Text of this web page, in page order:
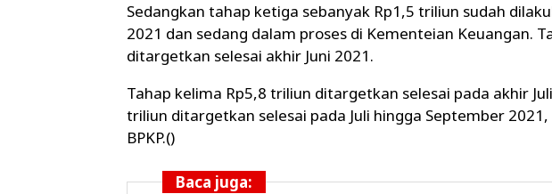
Sedangkan tahap ketiga sebanyak Rp1,5 triliun sudah
2021 dan sedang dalam proses di Kementeian Keuangan.
ditargetkan selesai akhir Juni 2021.
Tahap kelima Rp5,8 triliun ditargetkan selesai pada akhir
triliun ditargetkan selesai pada Juli hingga September
BPKP.()
Baca juga: